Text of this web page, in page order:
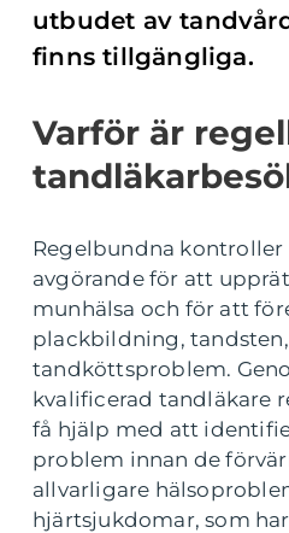
utbudet av
finns tillgängliga.
Varför är
Regelbundna kontroller
avgörande för att
munhälsa och för att
plackbildning,
tandköttsproblem.
kvalificerad tandläkare
få hjälp med att
problem innan de
allvarligare
hjärtsjukdomar, som